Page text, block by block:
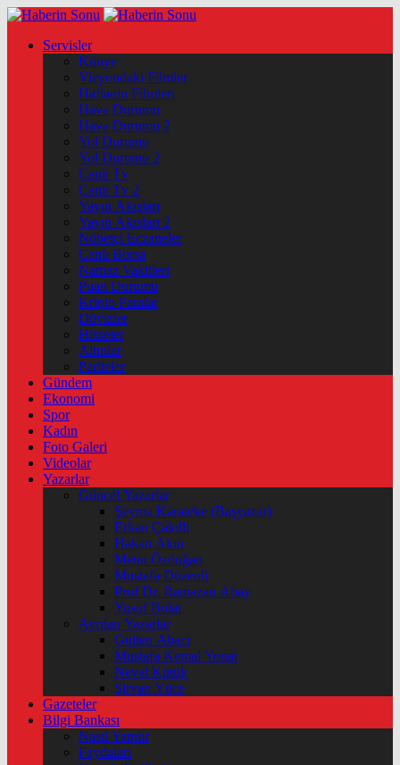
Servisler
Künye
Vizyondaki Filmler
Haftanin Filmleri
Hava Durumu
Hava Durumu 2
Yol Durumu
Yol Durumu 2
Canlı Tv
Canlı Tv 2
Yayın Akışları
Yayın Akışları 2
Nöbetçi Eczaneler
Canlı Borsa
Namaz Vakitleri
Puan Durumu
Kripto Paralar
Dövizler
Hisseler
Altınlar
Pariteler
Gündem
Ekonomi
Spor
Kadın
Foto Galeri
Videolar
Yazarlar
Güncel Yazarlar
Şeyma Karateke (Başyazar)
Erkan Çakıllı
Hakan Akın
Metin Özdoğan
Mustafa Düzenli
Prof Dr. Ramazan Abay
Yusuf Bolat
Ayrılan Yazarlar
Gülten Abacı
Mustafa Kemal Yonat
Neval Kütük
Şirvan Yüce
Gazeteler
Bilgi Bankası
Nasıl Yapılır
Faydaları